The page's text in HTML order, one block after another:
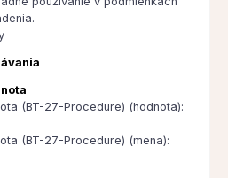
(BT-27-Procedure) (hodnota):
(BT-27-Procedure) (mena):